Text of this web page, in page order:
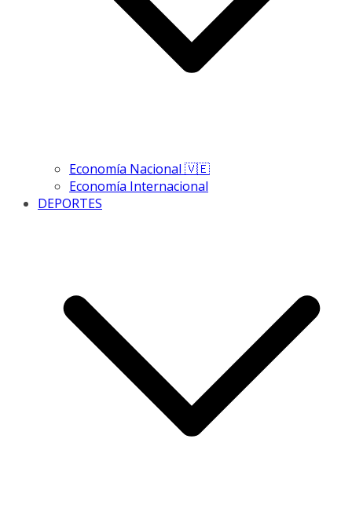
Economía Nacional 🇻🇪
Economía Internacional
DEPORTES